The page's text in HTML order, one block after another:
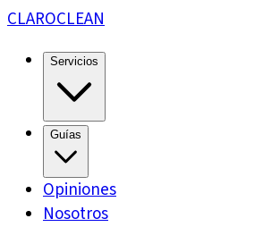
CLAROCLEAN
Servicios
Guías
Opiniones
Nosotros